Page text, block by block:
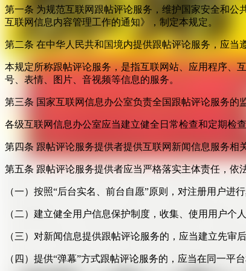
第一条 为规范互联网跟帖评论服务，维护国家安全和
互联网信息内容管理工作的通知》，制定本规定。
第二条 在中华人民共和国境内提供跟帖评论服务，应当
本规定所称跟帖评论服务，是指互联网站、应用程序、
号、表情、图片、音视频等信息的服务。
第三条 国家互联网信息办公室负责全国跟帖评论服务
各级互联网信息办公室应当建立健全日常检查和定期检
第四条 跟帖评论服务提供者提供互联网新闻信息服务
第五条 跟帖评论服务提供者应当严格落实主体责任，依
（一）按照“后台实名、前台自愿”原则，对注册用户
（二）建立健全用户信息保护制度，收集、使用用户
（三）对新闻信息提供跟帖评论服务的，应当建立先审后
（四）提供“弹幕”方式跟帖评论服务的，应当在同一平